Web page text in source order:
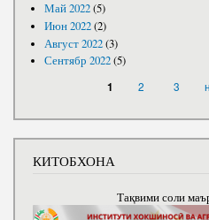
Май 2022(5)
Июн 2022(2)
Август 2022(3)
Сентябр 2022(5)
1 2 3
КИТОБХОНА
Тақвими соли